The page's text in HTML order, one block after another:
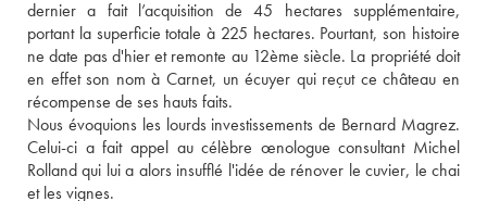
dernier a fait l’acquisition de 45 hectares supplémentaire,
portant la superficie totale à 225 hectares. Pourtant, son histoire
ne date pas d'hier et remonte au 12ème siècle. La propriété doit
en effet son nom à Carnet, un écuyer qui reçut ce château en
récompense de ses hauts faits.
Nous évoquions les lourds investissements de Bernard Magrez.
Celui-ci a fait appel au célèbre œnologue consultant Michel
Rolland qui lui a alors insufflé l'idée de rénover le cuvier, le chai
et les vignes.